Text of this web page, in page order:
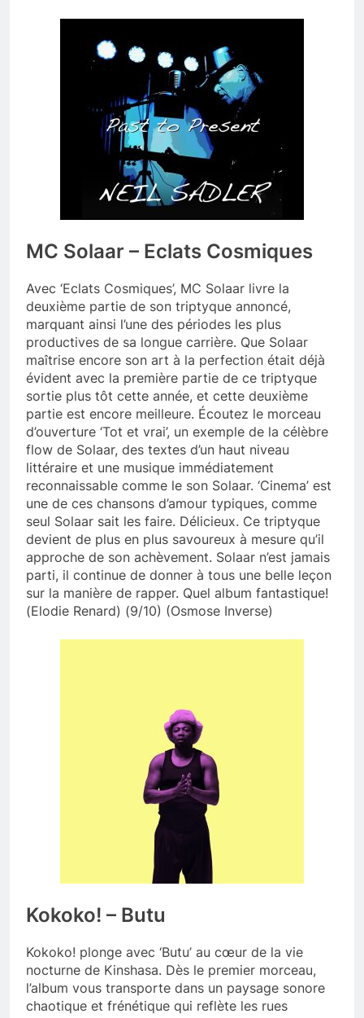
MC Solaar – Eclats Cosmiques
Avec ‘Eclats Cosmiques’, MC Solaar livre la
deuxième partie de son triptyque annoncé,
marquant ainsi l’une des périodes les plus
productives de sa longue carrière. Que Solaar
maîtrise encore son art à la perfection était déjà
évident avec la première partie de ce triptyque
sortie plus tôt cette année, et cette deuxième
partie est encore meilleure. Écoutez le morceau
d’ouverture ‘Tot et vrai’, un exemple de la célèbre
flow de Solaar, des textes d’un haut niveau
littéraire et une musique immédiatement
reconnaissable comme le son Solaar. ‘Cinema’ est
une de ces chansons d’amour typiques, comme
seul Solaar sait les faire. Délicieux. Ce triptyque
devient de plus en plus savoureux à mesure qu’il
approche de son achèvement. Solaar n’est jamais
parti, il continue de donner à tous une belle leçon
sur la manière de rapper. Quel album fantastique!
(Elodie Renard) (9/10) (Osmose Inverse)
Kokoko! – Butu
Kokoko! plonge avec ‘Butu’ au cœur de la vie
nocturne de Kinshasa. Dès le premier morceau,
l’album vous transporte dans un paysage sonore
chaotique et frénétique qui reflète les rues